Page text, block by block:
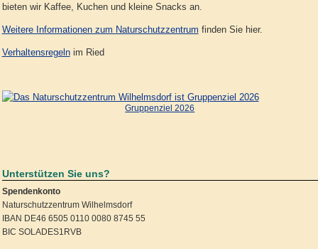
bieten wir Kaffee, Kuchen und kleine Snacks an.
Weitere Informationen zum Naturschutzzentrum finden Sie hier.
Verhaltensregelnim Ried
Gruppenziel 2026
Unterstützen Sie uns?
Spendenkonto
Naturschutzzentrum Wilhelmsdorf
IBAN DE46 6505 0110 0080 8745 55
BIC SOLADES1RVB